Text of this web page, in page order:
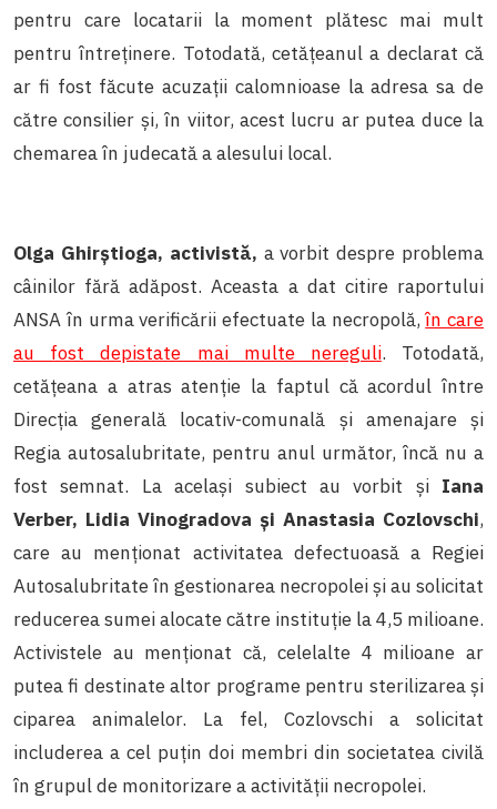
pentru care locatarii la moment plătesc mai mult
pentru întreținere. Totodată, cetățeanul a declarat că
ar fi fost făcute acuzații calomnioase la adresa sa de
către consilier și, în viitor, acest lucru ar putea duce la
chemarea în judecată a alesului local.
Olga Ghirștioga, activistă, a vorbit despre problema
câinilor fără adăpost. Aceasta a dat citire raportului
ANSA în urma verificării efectuate la necropolă,în care
au fost depistate mai multe nereguli. Totodată,
cetățeana a atras atenție la faptul că acordul între
Direcția generală locativ-comunală și amenajare și
Regia autosalubritate, pentru anul următor, încă nu a
fost semnat. La același subiect au vorbit și Iana
Verber, Lidia Vinogradova și Anastasia Cozlovschi,
care au menționat activitatea defectuoasă a Regiei
Autosalubritate în gestionarea necropolei și au solicitat
reducerea sumei alocate către instituție la 4,5 milioane.
Activistele au menționat că, celelalte 4 milioane ar
putea fi destinate altor programe pentru sterilizarea și
ciparea animalelor. La fel, Cozlovschi a solicitat
includerea a cel puțin doi membri din societatea civilă
în grupul de monitorizare a activității necropolei.